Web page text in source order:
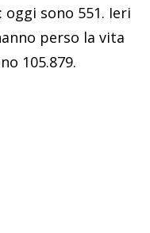
sono 551. Ieri
perso la vita
105.879.